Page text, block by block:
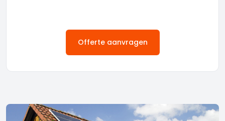
Offerte aanvragen